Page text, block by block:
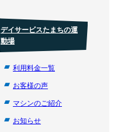
デイサービスたまちの運
動場
利用料金一覧
お客様の声
マシンのご紹介
お知らせ